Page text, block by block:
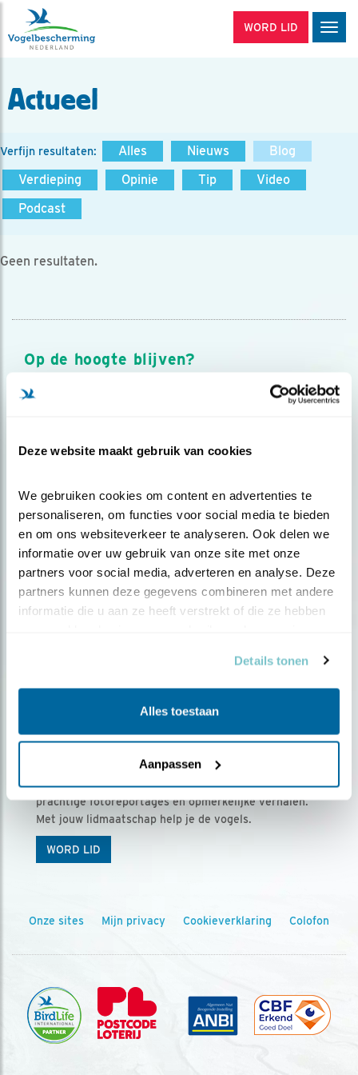
Deze website maakt gebruik van cookies
We gebruiken cookies om content en advertenties te
personaliseren, om functies voor social media te bieden
en om ons websiteverkeer te analyseren. Ook delen we
informatie over uw gebruik van onze site met onze
partners voor social media, adverteren en analyse. Deze
partners kunnen deze gegevens combineren met andere
informatie die u aan ze heeft verstrekt of die ze hebben
Details tonen
Alles toestaan
Aanpassen
WORD LID
Actueel
Verfijn resultaten: Alles Nieuws
Blog
Verdieping
Opinie Tip
Video
Podcast
Geen resultaten.
Op de hoogte blijven?
Meld je aan en ontvang nieuws, inspiratie, acties en tips
over vogels en activiteiten van Vogelbescherming.
Ontvang 5 x Vogels voor € 36,00 per jaar
Vogels is het tijdschrift voor onze leden, met
prachtige fotoreportages en opmerkelijke verhalen.
Met jouw lidmaatschap help je de vogels.
WORD LID
Onze sites Mijn privacy Cookieverklaring Colofon